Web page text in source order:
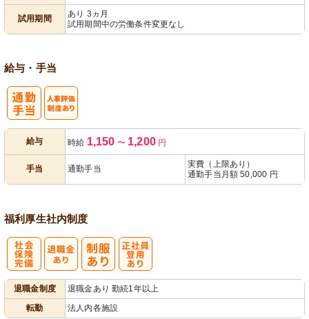
試用期間
あり 3ヵ月
試用期間中の労働条件変更なし
給与・手当
給与 時給 1,150 〜 1,200円
手当 通勤手当
実費（上限あり）
通勤手当月額 50,000 円
福利厚生社内制度
退職金制度
退職金あり 勤続1年以上
転勤
法人内各施設